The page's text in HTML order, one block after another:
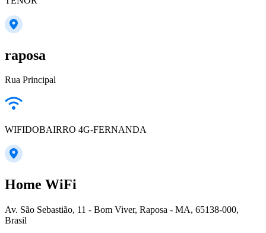
raposa
Rua Principal
WIFIDOBAIRRO 4G-FERNANDA
Home WiFi
Av. São Sebastião, 11 - Bom Viver, Raposa - MA, 65138-000,
Brasil